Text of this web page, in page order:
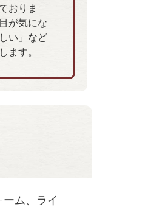
おりま
が気にな
い」など
ます。
ム、ライ